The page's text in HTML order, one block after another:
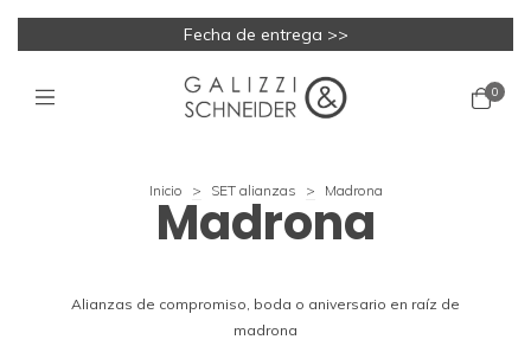
Fecha de entrega >>
0
Inicio > SET alianzas > Madrona
Madrona
Alianzas de compromiso, boda o aniversario en raíz de
madrona